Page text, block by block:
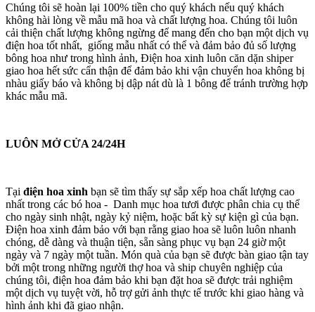
Chúng tôi sẽ hoàn lại 100% tiền cho quý khách nếu quý khách
không hài lòng về mẫu mã hoa và chất lượng hoa. Chúng tôi luôn
cải thiện chất lượng không ngừng để mang đến cho bạn một dịch vụ
điện hoa tốt nhất, giống mẫu nhất có thể và đảm bảo đủ số lượng
bông hoa như trong hình ảnh, Điện hoa xinh luôn căn dặn shiper
giao hoa hết sức cẩn thận để đảm bảo khi vận chuyển hoa không bị
nhàu giấy báo và không bị dập nát dù là 1 bông để tránh trường hợp
khác mẫu mã.
LUÔN MỞ CỬA 24/24H
Tại điện hoa xinh bạn sẽ tìm thấy sự sắp xếp hoa chất lượng cao
nhất trong các bó hoa - Danh mục hoa tươi được phân chia cụ thể
cho ngày sinh nhật, ngày kỷ niệm, hoặc bất kỳ sự kiện gì của bạn.
Điện hoa xinh đảm bảo với bạn rằng giao hoa sẽ luôn luôn nhanh
chóng, dễ dàng và thuận tiện, sẵn sàng phục vụ bạn 24 giờ một
ngày và 7 ngày một tuần. Món quà của bạn sẽ được bàn giao tận tay
bởi một trong những người thợ hoa và ship chuyên nghiệp của
chúng tôi, điện hoa đảm bảo khi bạn đặt hoa sẽ được trải nghiệm
một dịch vụ tuyệt vời, hỗ trợ gửi ảnh thực tế trước khi giao hàng và
hình ảnh khi đã giao nhận.